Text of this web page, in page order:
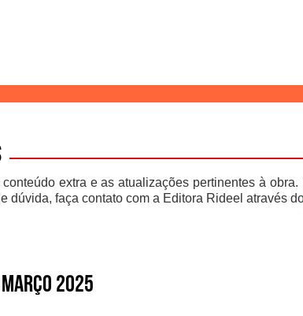
extra e as atualizações pertinentes à
dúvida, faça contato com a Editora Rideel através
2025